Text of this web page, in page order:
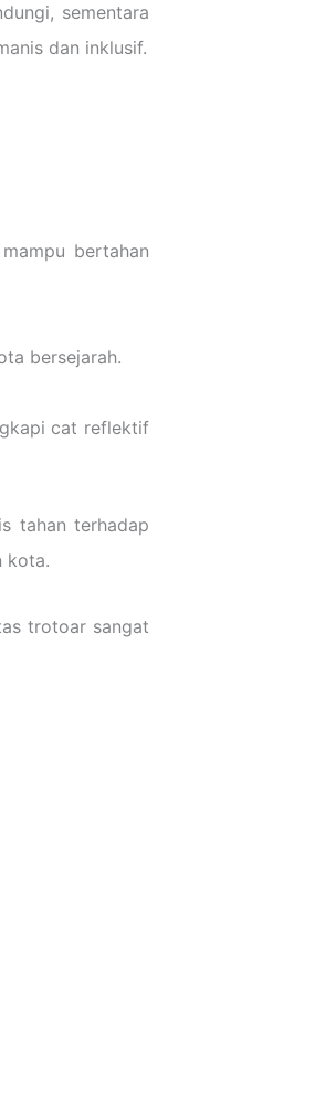
sementara
dan inklusif.
bertahan
bersejarah.
cat reflektif
tahan terhadap
kota.
trotoar sangat